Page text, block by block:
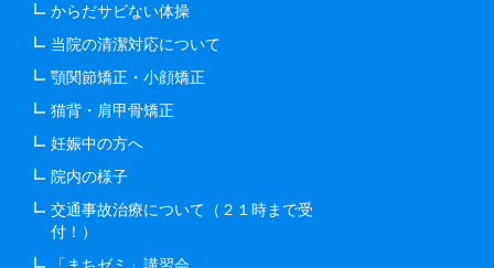
からだサビない体操
当院の清潔対応について
顎関節矯正・小顔矯正
猫背・肩甲骨矯正
妊娠中の方へ
院内の様子
交通事故治療について（２１時まで受
付！）